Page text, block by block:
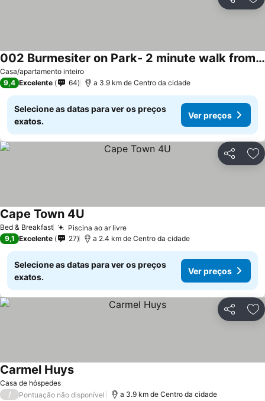
Partilhar
Casa/apartamento inteiro
002 Burmesiter on Park- 2 minute walk from the beach
9,4 Excelente 64 a 3.9 km de Centro da cidade
Selecione as datas para ver os preços
exatos.
Ver preços
Partilhar
Bed & Breakfast Piscina ao ar livre
Cape Town 4U
9,1 Excelente 27 a 2.4 km de Centro da cidade
Selecione as datas para ver os preços
exatos.
Ver preços
Partilhar
Casa de hóspedes
Carmel Huys
/ Pontuação não disponível a 3.9 km de Centro da cidade